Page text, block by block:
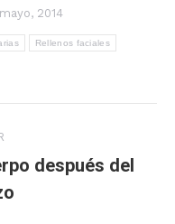
2014
Rellenos faciales
después del